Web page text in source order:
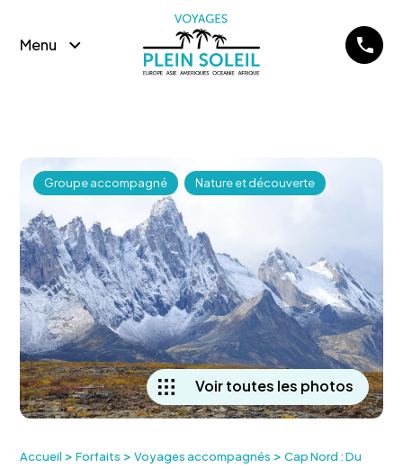
Menu
Groupe accompagné Nature et découverte
Voir toutes les photos
Accueil > Forfaits > Voyages accompagnés > Cap Nord : Du